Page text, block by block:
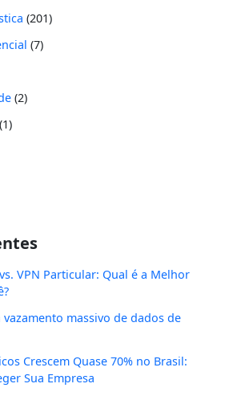
(201)
(7)
(2)
(1)
VPN Particular: Qual é a Melhor
massivo de dados de
Crescem Quase 70% no Brasil:
Sua Empresa